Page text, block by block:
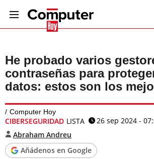
He probado varios
contraseñas para
datos: estos son los
Computer Hoy
CIBERSEGURIDAD LISTA
26 sep 2024 -
Abraham Andreu
Añádenos en Google